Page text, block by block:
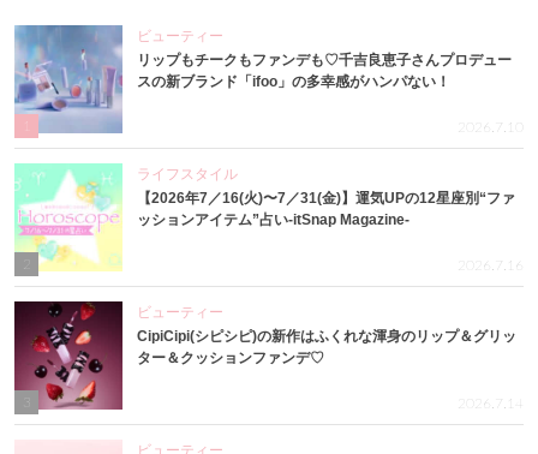
ビューティー
リップもチークもファンデも♡千吉良恵子さんプロデュー
スの新ブランド「ifoo」の多幸感がハンパない！
2026.7.10
ライフスタイル
【2026年7／16(火)〜7／31(金)】運気UPの12星座別“ファ
ッションアイテム”占い-itSnap Magazine-
2026.7.16
3
ビューティー
CipiCipi(シピシピ)の新作はふくれな渾身のリップ＆グリッ
ター＆クッションファンデ♡
2026.7.14
ビューティー